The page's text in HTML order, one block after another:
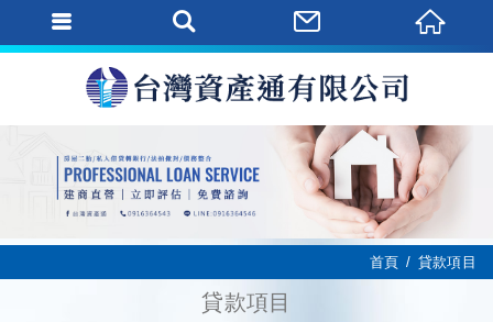
貸款項目
首頁 貸款項目